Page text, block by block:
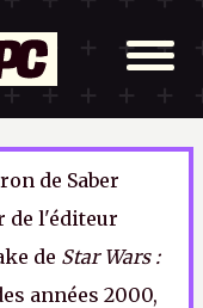
de Saber
de l'éditeur
de Star Wars :
années 2000,